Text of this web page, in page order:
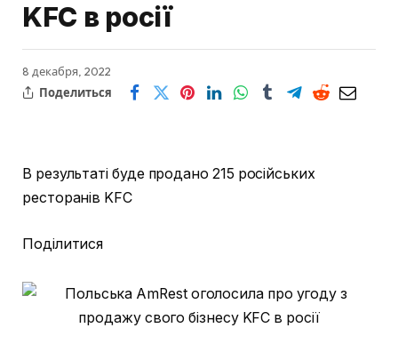
KFC в росії
8 декабря, 2022
Поделиться
В результаті буде продано 215 російських
ресторанів KFC
Поділитися